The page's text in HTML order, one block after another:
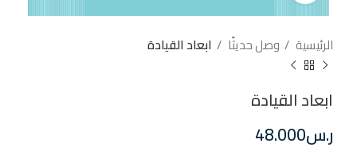
الرئيسية وصل حديثًا ابعاد القيادة
ابعاد القيادة
ر.س48.000